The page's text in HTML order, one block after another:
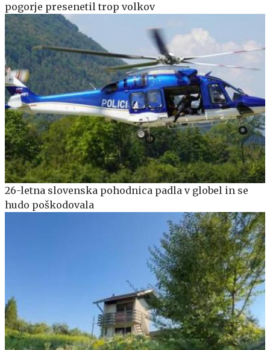
pogorje presenetil trop volkov
26-letna slovenska pohodnica padla v globel in se
hudo poškodovala